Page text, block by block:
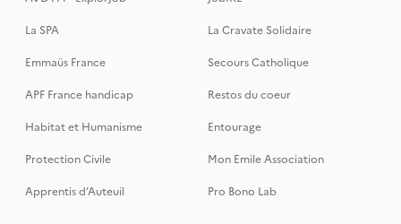
La SPA
La Cravate Solidaire
Emmaüs France
Secours Catholique
APF France handicap
Restos du coeur
Habitat et Humanisme
Entourage
Protection Civile
Mon Emile Association
Apprentis d’Auteuil
Pro Bono Lab